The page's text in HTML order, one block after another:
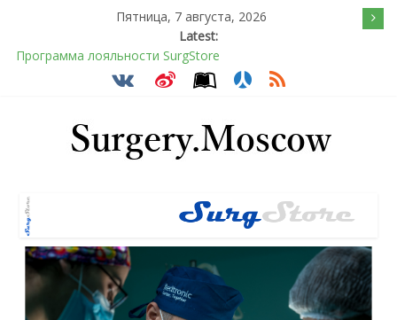
Пятница, 7 августа, 2026
Latest:
Программа лояльности SurgStore
Подсознательное желанием быть отверженным и
Барбированные нити в хирургии: принцип работы и
преимущества технологии